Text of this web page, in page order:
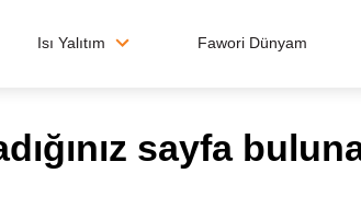
Isı Yalıtım Fawori Dünyam
sayfa